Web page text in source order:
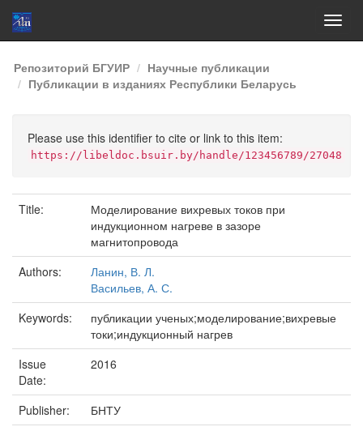
Skip
navigation
Репозиторий БГУИР
Научные публикации
Публикации в изданиях Республики Беларусь
Please use this identifier to cite or link to this item:
https://libeldoc.bsuir.by/handle/123456789/27048
Title:
Моделирование вихревых токов при
индукционном нагреве в зазоре
магнитопровода
Authors:
Ланин, В. Л.
Васильев, А. С.
Keywords:
публикации ученых;моделирование;вихревые
токи;индукционный нагрев
Issue
Date:
2016
Publisher:
БНТУ